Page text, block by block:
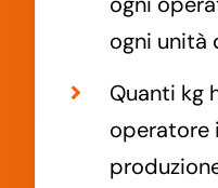
ogni unità
Quanti kg
operatore